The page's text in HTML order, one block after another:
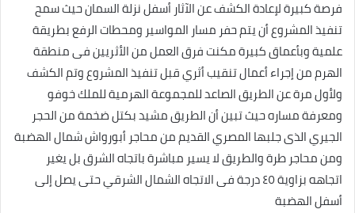
فرصة كبيرة لإعادة الكشف عن الآثار أسفل نزلة السمان حيث سمح
تنفيذ المشروع أن يتم حفر مسار المواسير ومحطات الرفع بطريقة
علمية وبأعماق كبيرة مكنت فرق العمل من الأثريين فى منطقة
الهرم من إجراء أعمال تنقيب أثري قبل تنفيذ المشروع وتم الكشف
ولأول مرة عن الطريق الصاعد للمجموعة الهرمية للملك خوفو
ومعرفة مساره حيث تبين أن الطريق مشيد بكتل ضخمة من الحجر
الجيري الذى جلبها المصري القديم من محاجر أبورواش شمال الهضبة
ومن محاجر طرة والطريق لا يسير مباشرة باتجاه الشرق بل يغير
اتجاهه بزاوية ٤٥ درجة فى الاتجاه الشمال الشرقي حتى يصل إلى
أسفل الهضبة